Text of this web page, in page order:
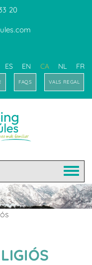
20
ES EN CA NL FR
FAQS VALS REGAL